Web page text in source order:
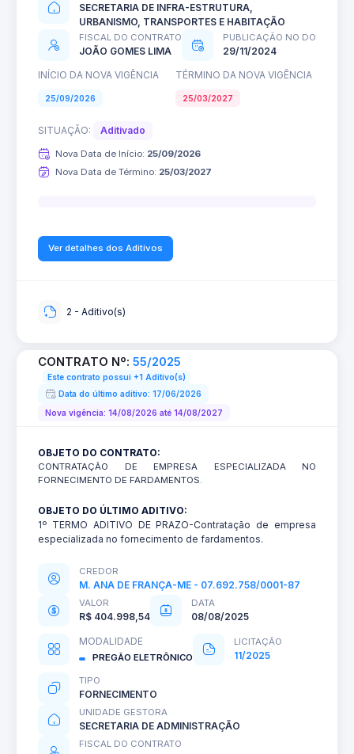
SECRETARIA DE INFRA-ESTRUTURA,
URBANISMO, TRANSPORTES E HABITAÇÃO
FISCAL DO CONTRATO
JOÃO GOMES LIMA
PUBLICAÇÃO NO DO
29/11/2024
INÍCIO DA NOVA VIGÊNCIA
TÉRMINO DA NOVA VIGÊNCIA
25/09/2026 25/03/2027
SITUAÇÃO: Aditivado
Nova Data de Início: 25/09/2026
Nova Data de Término: 25/03/2027
Ver detalhes dos Aditivos
2 - Aditivo(s)
CONTRATO Nº: 55/2025
Este contrato possui +1 Aditivo(s)
Data do último aditivo: 17/06/2026
Nova vigência: 14/08/2026 até 14/08/2027
OBJETO DO CONTRATO:
CONTRATAÇÃO DE EMPRESA ESPECIALIZADA NO
FORNECIMENTO DE FARDAMENTOS.
OBJETO DO ÚLTIMO ADITIVO:
1º TERMO ADITIVO DE PRAZO-Contratação de empresa
especializada no fornecimento de fardamentos.
CREDOR
M. ANA DE FRANÇA-ME - 07.692.758/0001-87
VALOR
R$ 404.998,54
DATA
08/08/2025
MODALIDADE
PREGÃO ELETRÔNICO
LICITAÇÃO
11/2025
TIPO
FORNECIMENTO
UNIDADE GESTORA
SECRETARIA DE ADMINISTRAÇÃO
FISCAL DO CONTRATO